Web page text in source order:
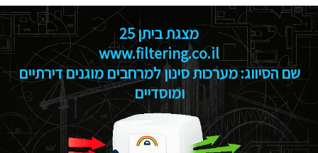
מצגת ביתן 25
www.filtering.co.il
שם הסיווג: מערכות סינון למרחבים מוגנים דירתיים
ומוסדיים